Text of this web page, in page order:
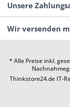
Unsere
Wir versenden
* Alle Preise inkl.
Thinkstore24.de IT-